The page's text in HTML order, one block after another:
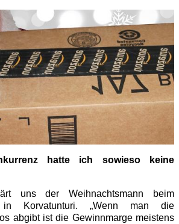
hatte ich sowieso keine
uns der Weihnachtsmann beim
in Korvatunturi. „Wenn man die
abgibt ist die Gewinnmarge meistens